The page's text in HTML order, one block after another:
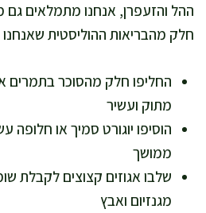
ההל והזעפרן, אנחנו מתמלאים
חלק מהבריאות ההוליסטית
החליפו חלק מהסוכר בתמרים
מתוק ועשיר
הוסיפו יוגורט סמיך או חלופה
ממושך
שלבו אגוזים קצוצים לקבלת
מגנזיום ואבץ